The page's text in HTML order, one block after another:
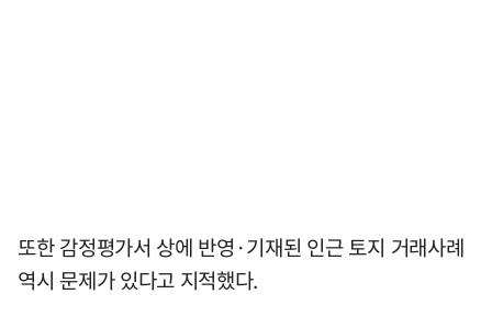
또한 감정평가서 상에 반영·기재된 인근 토지 거래사례
역시 문제가 있다고 지적했다.